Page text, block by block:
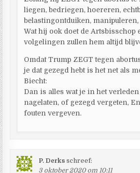
liegen, bedriegen, hoereren,
belastingontduiken,
Wat hij ook doet de Artsbisschop
volgelingen zullen hem altijd
Omdat Trump ZEGT tegen
je dat gezegd hebt is het net als
Biecht:
Dan is alles wat je in het
nagelaten, of gezegd vergeten,
fouten vergeven.
P. Derks schreef:
3 oktober 2020 om 10:11